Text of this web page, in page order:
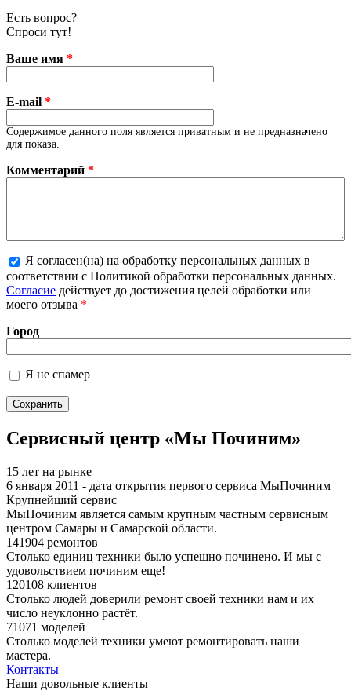
Есть вопрос?
Спроси тут!
Ваше имя *
E-mail *
Содержимое данного поля является приватным и не предназначено
для показа.
Комментарий *
Более подробная информация о текстовых
форматах
Я согласен(на) на обработку персональных данных в
соответствии с Политикой обработки персональных данных.
Согласие действует до достижения целей обработки или
моего отзыва *
Город
Я не спамер
Я спамер
Сервисный центр «Мы Починим»
15 лет на рынке
6 января 2011 - дата открытия первого сервиса МыПочиним
Крупнейший сервис
МыПочиним является самым крупным частным сервисным
центром Самары и Самарской области.
141904 ремонтов
Столько единиц техники было успешно починено. И мы с
удовольствием починим еще!
120108 клиентов
Столько людей доверили ремонт своей техники нам и их
число неуклонно растёт.
71071 моделей
Столько моделей техники умеют ремонтировать наши
мастера.
Контакты
Наши довольные клиенты